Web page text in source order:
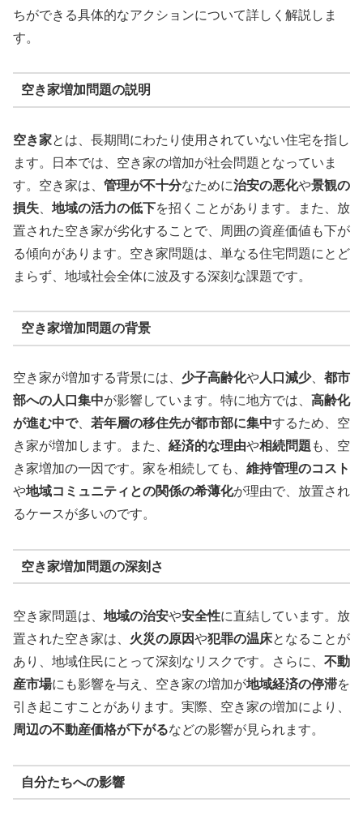
ちができる具体的なアクションについて詳しく解説しま
す。
空き家増加問題の説明
空き家とは、長期間にわたり使用されていない住宅を指し
ます。日本では、空き家の増加が社会問題となっていま
す。空き家は、 管理が不十分なために治安の悪化や景観の
損失
地域の活力の低下を招くことがあります。また、放
置された空き家が劣化することで、周囲の資産価値も下が
る傾向があります。空き家問題は、単なる住宅問題にとど
まらず、地域社会全体に波及する深刻な課題です。
空き家増加問題の背景
空き家が増加する背景には、 少子高齢化や人口減少、 都市
部への人口集中が影響しています。特に地方では、 高齢化
が進む中で、 若年層の移住先が都市部に集中するため、空
き家が増加します。また、 経済的な理由や相続問題 も、空
き家増加の一因です。家を相続しても、 維持管理のコスト
や地域コミュニティとの関係の希薄化が理由で、放置され
るケースが多いのです。
空き家増加問題の深刻さ
空き家問題は、 地域の治安や安全性に直結しています。放
置された空き家は、 火災の原因や犯罪の温床となることが
あり、地域住民にとって深刻なリスクです。さらに、 不動
産市場にも影響を与え、空き家の増加が地域経済の停滞を
引き起こすことがあります。実際、空き家の増加により、
周辺の不動産価格が下がるなどの影響が見られます。
自分たちへの影響